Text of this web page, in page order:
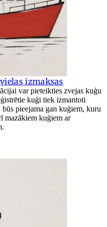
izmaksas
var pieteikties zvejas kuģu
kuģi tiek izmantoti
pieejama gan kuģiem, kuru
mazākiem kuģiem ar